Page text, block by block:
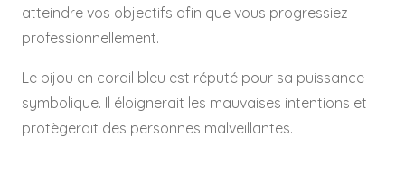
atteindre vos objectifs afin que vous progressiez
professionnellement.
Le bijou en corail bleu est réputé pour sa puissance
symbolique. Il éloignerait les mauvaises intentions et
protègerait des personnes malveillantes.